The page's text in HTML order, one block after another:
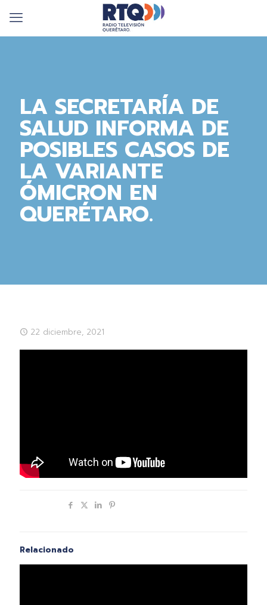
LA SECRETARÍA DE
SALUD INFORMA DE
POSIBLES CASOS DE
LA VARIANTE
ÓMICRON EN
QUERÉTARO.
22 diciembre, 2021
Relacionado